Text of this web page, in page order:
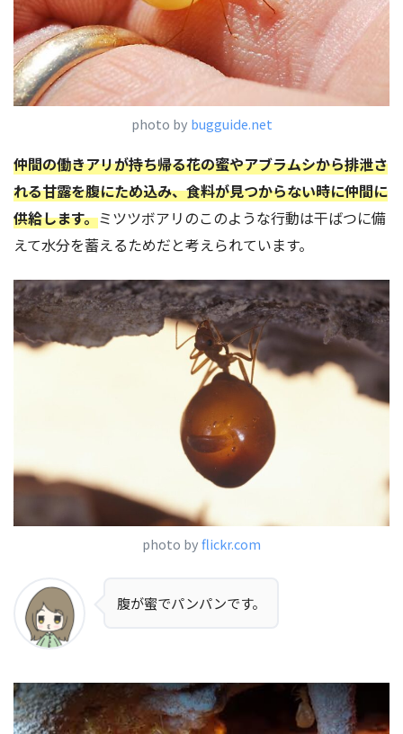
photo by bugguide.net
仲間の働きアリが持ち帰る花の蜜やアブラムシから排泄さ
れる甘露を腹にため込み、食料が見つからない時に仲間に
供給します。ミツツボアリのこのような行動は干ばつに備
えて水分を蓄えるためだと考えられています。
photo byflickr.com
腹が蜜でパンパンです。